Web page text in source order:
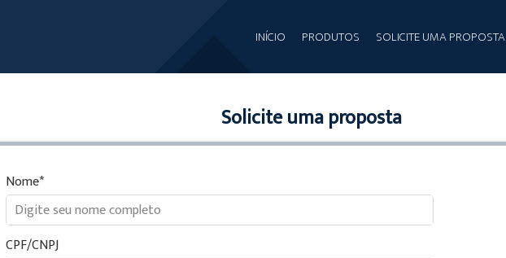
INÍCIO PRODUTOS SOLICITE UMA PROPOSTA
Solicite uma proposta
Nome
CPF/CNPJ